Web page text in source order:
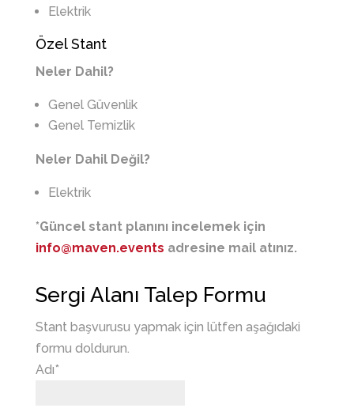
Elektrik
Özel Stant
Neler Dahil?
Genel Güvenlik
Genel Temizlik
Neler Dahil Değil?
Elektrik
*Güncel stant planını incelemek için
info@maven.events adresine mail atınız.
Sergi Alanı Talep Formu
Stant başvurusu yapmak için lütfen aşağıdaki
formu doldurun.
Adı*